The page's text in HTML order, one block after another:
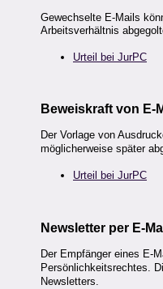
Gewechselte E-Mails
Arbeitsverhältnis
Urteil bei JurPC
Beweiskraft von E-
Der Vorlage von
möglicherweise später
Urteil bei JurPC
Newsletter per E-
Der Empfänger eines E-
Persönlichkeitsrechtes.
Newsletters.